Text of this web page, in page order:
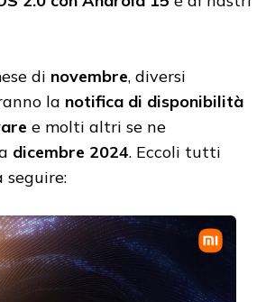
di novembre, diversi
la notifica di disponibilità
e molti altri se ne
dicembre 2024. Eccoli tutti
seguire: